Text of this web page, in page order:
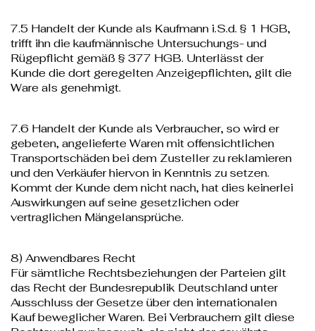
7.5 Handelt der Kunde als Kaufmann i.S.d. § 1 HGB,
trifft ihn die kaufmännische Untersuchungs- und
Rügepflicht gemäß § 377 HGB. Unterlässt der
Kunde die dort geregelten Anzeigepflichten, gilt die
Ware als genehmigt.
7.6 Handelt der Kunde als Verbraucher, so wird er
gebeten, angelieferte Waren mit offensichtlichen
Transportschäden bei dem Zusteller zu reklamieren
und den Verkäufer hiervon in Kenntnis zu setzen.
Kommt der Kunde dem nicht nach, hat dies keinerlei
Auswirkungen auf seine gesetzlichen oder
vertraglichen Mängelansprüche.
8) Anwendbares Recht
Für sämtliche Rechtsbeziehungen der Parteien gilt
das Recht der Bundesrepublik Deutschland unter
Ausschluss der Gesetze über den internationalen
Kauf beweglicher Waren. Bei Verbrauchern gilt diese